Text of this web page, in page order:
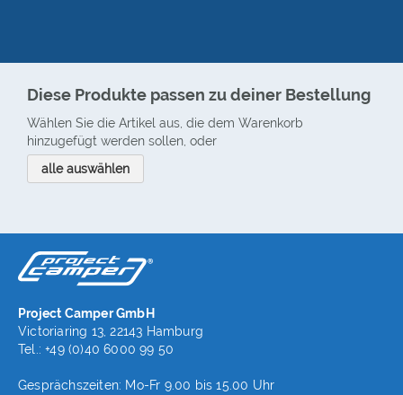
Diese Produkte passen zu deiner Bestellung
Wählen Sie die Artikel aus, die dem Warenkorb
hinzugefügt werden sollen, oder
alle auswählen
Project Camper GmbH
Victoriaring 13, 22143 Hamburg
Tel.: +49 (0)40 6000 99 50
Gesprächszeiten: Mo-Fr 9.00 bis 15.00 Uhr